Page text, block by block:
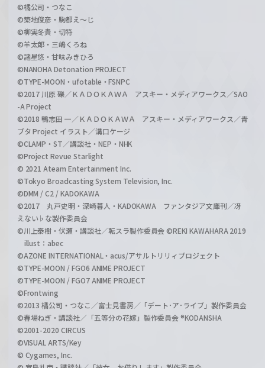
©橘公司・つなこ
©築地俊彦・駒都え～じ
©柳実冬貴・切符
©羊太郎・三嶋くろね
©諸星悠・甘味みきひろ
©NANOHA Detonation PROJECT
©TYPE-MOON・ufotable・FSNPC
©2017 川原 礫／ＫＡＤＯＫＡＷＡ アスキー・メディアワークス／SAO
-A Project
©2018 鴨志田 一／ＫＡＤＯＫＡＷＡ アスキー・メディアワークス／青
ブタ Project イラスト／溝口ケージ
©CLAMP・ST／講談社・NEP・NHK
©Project Revue Starlight
© 2021 Ateam Entertainment Inc.
©Tokyo Broadcasting System Television, Inc.
©DMM / C2 / KADOKAWA
©2017 丸戸史明・深崎暮人・KADOKAWA ファンタジア文庫刊／冴
えない♭な製作委員会
©川上泰樹・伏瀬・講談社／転スラ製作委員会 ©REKI KAWAHARA 2019
illust：abec
©AZONE INTERNATIONAL・acus/アサルトリリィプロジェクト
©TYPE-MOON / FGO6 ANIME PROJECT
©TYPE-MOON / FGO7 ANIME PROJECT
©Frontwing
©2013 橘公司・つなこ／富士見書房／「デート･ア･ライブ」製作委員会
©春場ねぎ・講談社／「五等分の花嫁」製作委員会 ®KODANSHA
©2001-2020 CIRCUS
©VISUAL ARTS/Key
© Cygames, Inc.